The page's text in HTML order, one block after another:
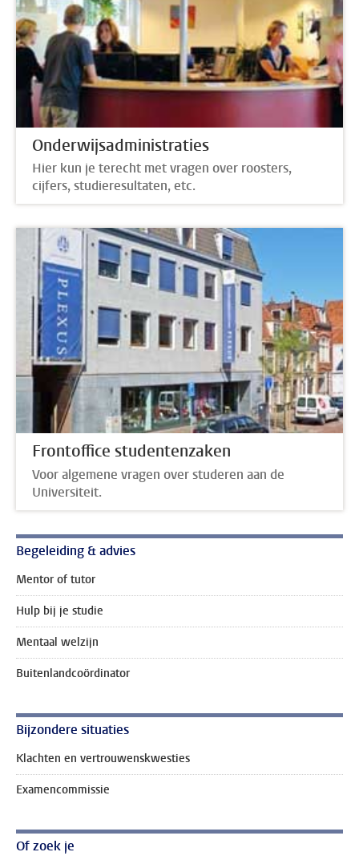
Onderwijsadministraties
Hier kun je terecht met vragen over roosters,
cijfers, studieresultaten, etc.
Frontoffice studentenzaken
Voor algemene vragen over studeren aan de
Universiteit.
Begeleiding & advies
Mentor of tutor
Hulp bij je studie
Mentaal welzijn
Buitenlandcoördinator
Bijzondere situaties
Klachten en vertrouwenskwesties
Examencommissie
Of zoek je